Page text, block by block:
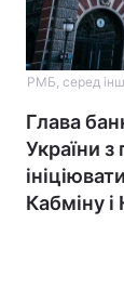
РМБ, серед
Глава
України
Кабміну і